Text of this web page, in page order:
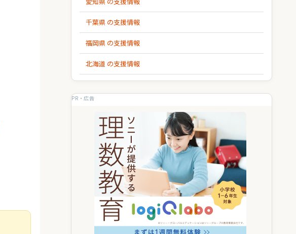
千葉県 の支援情報
福岡県 の支援情報
北海道 の支援情報
PR・広告